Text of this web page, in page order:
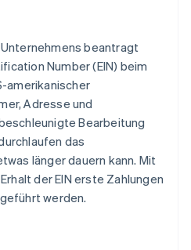
beantragt
Number (EIN) beim
amerikanischer
Adresse und
Bearbeitung
das
länger dauern kann. Mit
der EIN erste Zahlungen
werden.